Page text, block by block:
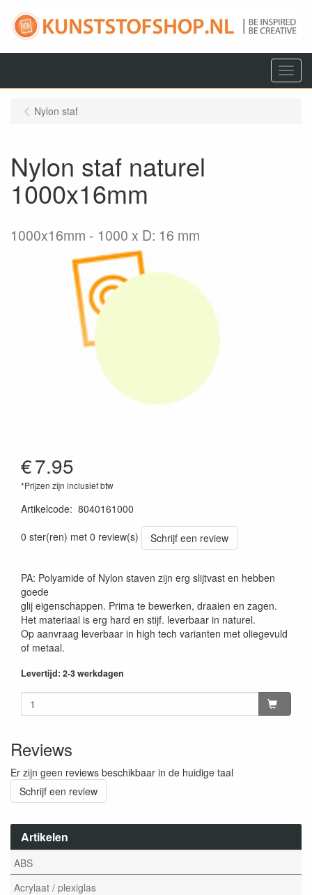
Menu
Artikelen
ABS
Acrylaat / plexiglas
Nylon staf
Nylon staf naturel
1000x16mm
1000x16mm 1000 x D: 16 mm
€7.95
*Prijzen zijn inclusief btw
Artikelcode: 8040161000
0 ster(ren) met 0 review(s)
Schrijf een review
PA: Polyamide of Nylon staven zijn erg slijtvast en hebben
goede
glij eigenschappen. Prima te bewerken, draaien en zagen.
Het materiaal is erg hard en stijf. leverbaar in naturel.
Op aanvraag leverbaar in high tech varianten met oliegevuld
of metaal.
Levertijd: 2-3 werkdagen
Reviews
Er zijn geen reviews beschikbaar in de huidige taal
Schrijf een review